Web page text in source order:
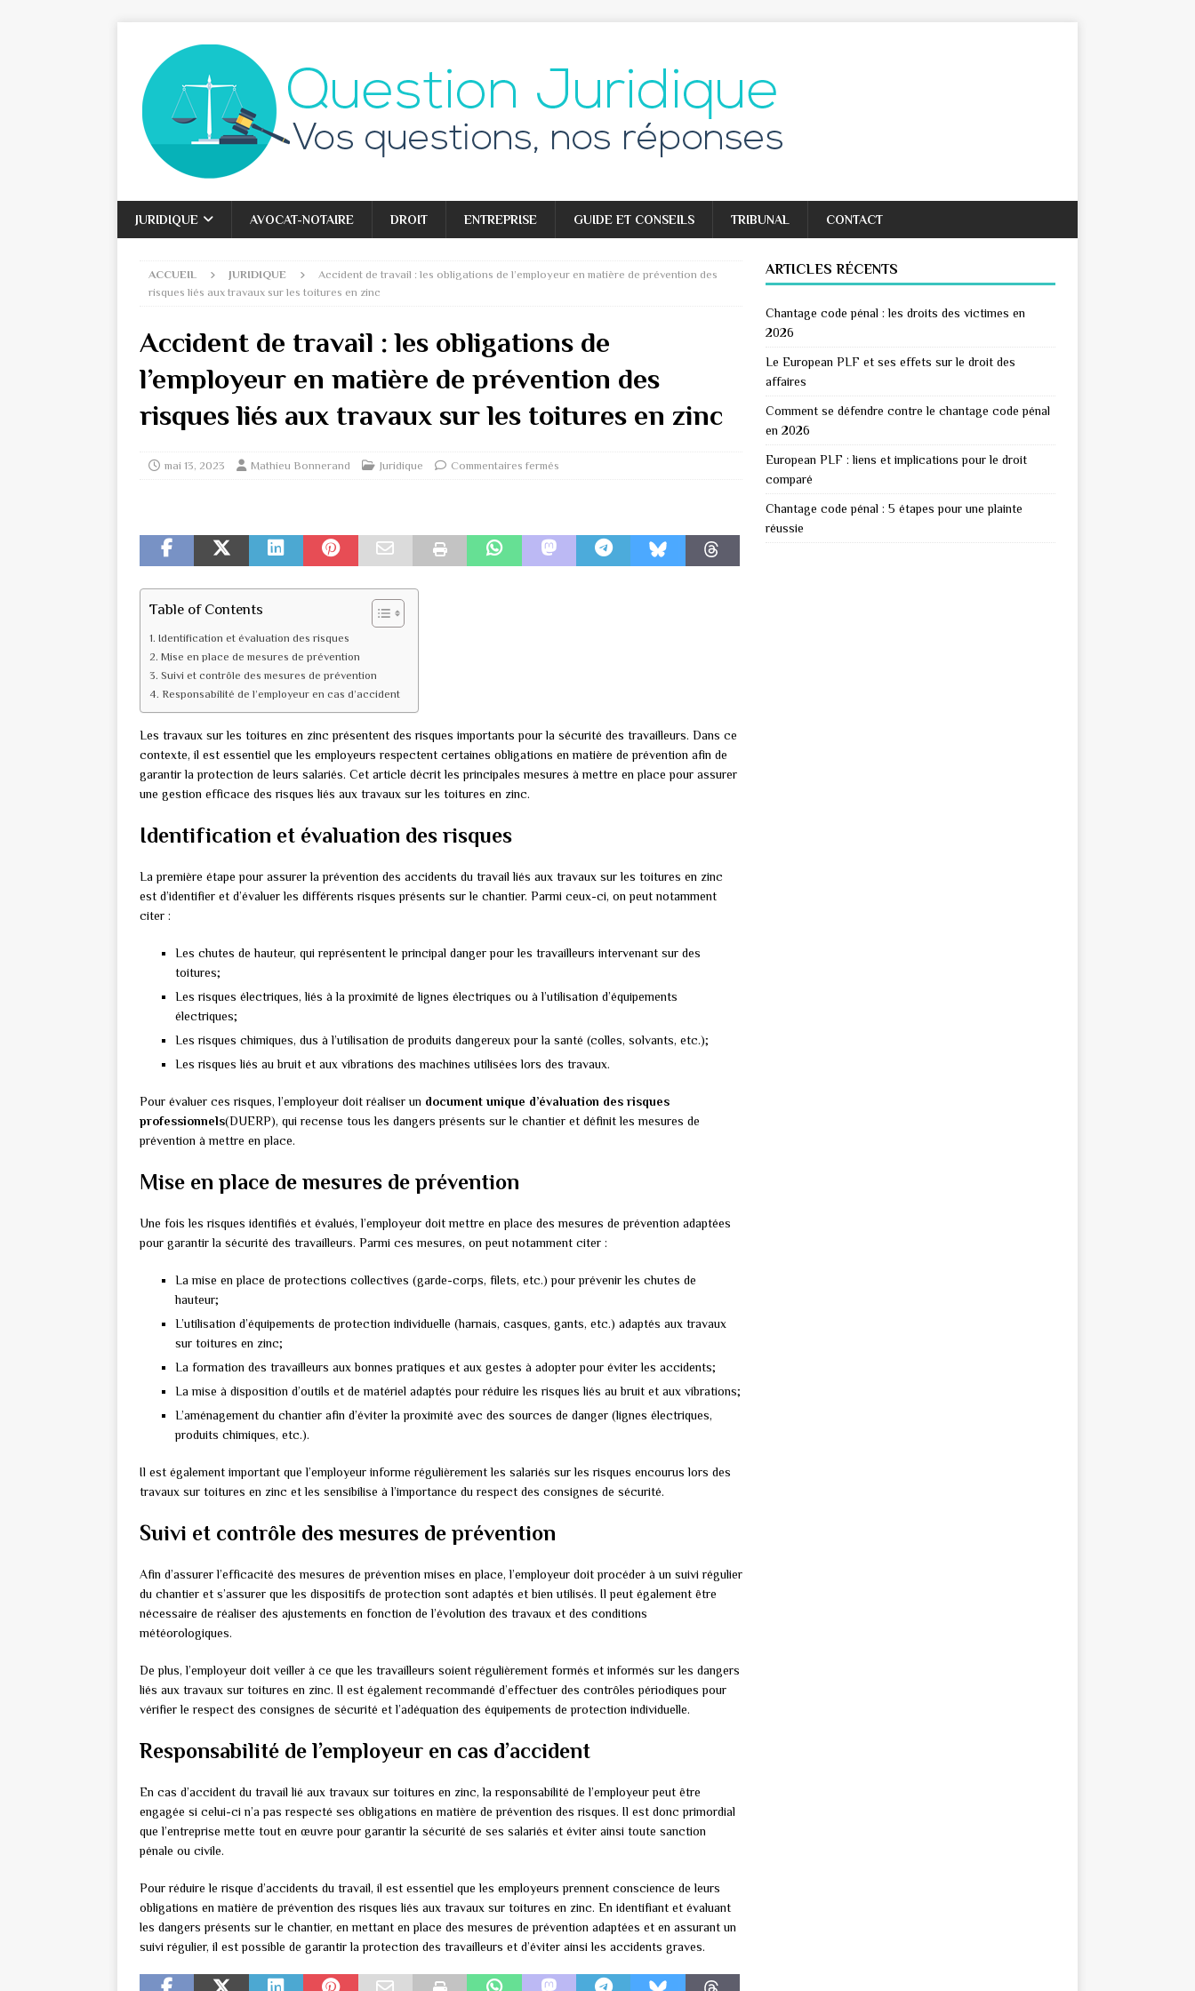
JURIDIQUE AVOCAT-NOTAIRE DROIT ENTREPRISE GUIDE ET CONSEILS TRIBUNAL CONTACT
ACCUEIL JURIDIQUE
Accident de travail : les obligations de l’employeur en matière de prévention des
risques liés aux travaux sur les toitures en zinc
Accident de travail : les obligations de
l’employeur en matière de prévention des
risques liés aux travaux sur les toitures en zinc
mai 13, 2023 Mathieu Bonnerand Juridique Commentaires fermés
Table of Contents
Identification et évaluation des risques
Mise en place de mesures de prévention
Suivi et contrôle des mesures de prévention
Responsabilité de l’employeur en cas d’accident
Les travaux sur les toitures en zinc présentent des risques importants pour la sécurité des travailleurs. Dans ce
contexte, il est essentiel que les employeurs respectent certaines obligations en matière de prévention afin de
garantir la protection de leurs salariés. Cet article décrit les principales mesures à mettre en place pour assurer
une gestion efficace des risques liés aux travaux sur les toitures en zinc.
Identification et évaluation des risques
La première étape pour assurer la prévention des accidents du travail liés aux travaux sur les toitures en zinc
est d’identifier et d’évaluer les différents risques présents sur le chantier. Parmi ceux-ci, on peut notamment
citer :
Les chutes de hauteur, qui représentent le principal danger pour les travailleurs intervenant sur des
toitures;
Les risques électriques, liés à la proximité de lignes électriques ou à l’utilisation d’équipements
électriques;
Les risques chimiques, dus à l’utilisation de produits dangereux pour la santé (colles, solvants, etc.);
Les risques liés au bruit et aux vibrations des machines utilisées lors des travaux.
Pour évaluer ces risques, l’employeur doit réaliser un document unique d’évaluation des risques
professionnels(DUERP), qui recense tous les dangers présents sur le chantier et définit les mesures de
prévention à mettre en place.
Mise en place de mesures de prévention
Une fois les risques identifiés et évalués, l’employeur doit mettre en place des mesures de prévention adaptées
pour garantir la sécurité des travailleurs. Parmi ces mesures, on peut notamment citer :
La mise en place de protections collectives (garde-corps, filets, etc.) pour prévenir les chutes de
hauteur;
L’utilisation d’équipements de protection individuelle (harnais, casques, gants, etc.) adaptés aux travaux
sur toitures en zinc;
La formation des travailleurs aux bonnes pratiques et aux gestes à adopter pour éviter les accidents;
La mise à disposition d’outils et de matériel adaptés pour réduire les risques liés au bruit et aux vibrations;
L’aménagement du chantier afin d’éviter la proximité avec des sources de danger (lignes électriques,
produits chimiques, etc.).
Il est également important que l’employeur informe régulièrement les salariés sur les risques encourus lors des
travaux sur toitures en zinc et les sensibilise à l’importance du respect des consignes de sécurité.
Suivi et contrôle des mesures de prévention
Afin d’assurer l’efficacité des mesures de prévention mises en place, l’employeur doit procéder à un suivi régulier
du chantier et s’assurer que les dispositifs de protection sont adaptés et bien utilisés. Il peut également être
nécessaire de réaliser des ajustements en fonction de l’évolution des travaux et des conditions
météorologiques.
De plus, l’employeur doit veiller à ce que les travailleurs soient régulièrement formés et informés sur les dangers
liés aux travaux sur toitures en zinc. Il est également recommandé d’effectuer des contrôles périodiques pour
vérifier le respect des consignes de sécurité et l’adéquation des équipements de protection individuelle.
Responsabilité de l’employeur en cas d’accident
En cas d’accident du travail lié aux travaux sur toitures en zinc, la responsabilité de l’employeur peut être
engagée si celui-ci n’a pas respecté ses obligations en matière de prévention des risques. Il est donc primordial
que l’entreprise mette tout en œuvre pour garantir la sécurité de ses salariés et éviter ainsi toute sanction
pénale ou civile.
Pour réduire le risque d’accidents du travail, il est essentiel que les employeurs prennent conscience de leurs
obligations en matière de prévention des risques liés aux travaux sur toitures en zinc. En identifiant et évaluant
les dangers présents sur le chantier, en mettant en place des mesures de prévention adaptées et en assurant un
suivi régulier, il est possible de garantir la protection des travailleurs et d’éviter ainsi les accidents graves.
ARTICLES RÉCENTS
Chantage code pénal : les droits des victimes en
2026
Le European PLF et ses effets sur le droit des
affaires
Comment se défendre contre le chantage code pénal
en 2026
European PLF : liens et implications pour le droit
comparé
Chantage code pénal : 5 étapes pour une plainte
réussie